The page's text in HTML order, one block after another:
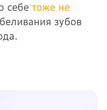
себе тоже не
зубов